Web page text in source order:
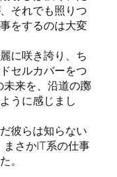
それでも照りつ
をするのは大変
に咲き誇り、ち
セルカバーをつ
未来を、沿道の躑
うに感じまし
彼らは知らない
まさかIT系の仕事
。